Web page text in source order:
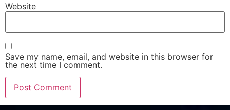
Website
Save my name, email, and website in this browser for
the next time I comment.